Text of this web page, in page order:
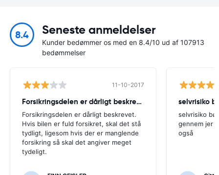
8.4 Seneste anmeldelser
Kunder bedømmer os med en 8.4/10 ud af 107913
bedømmelser
11-10-2017
Forsikringsdelen er dårligt beskrevet. Hvis
Forsikringsdelen er dårligt beskrevet.
Hvis bilen er fuld forsikret, skal det stå
tydligt, ligesom hvis der er manglende
forsikring så skal det angiver meget
tydeligt.
selvrisiko
selvrisiko
gennem jer
også